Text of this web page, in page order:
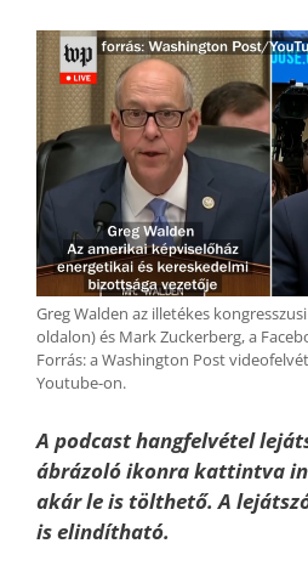
Greg Walden az illetékes
oldalon) és Mark Zuckerberg, a
Forrás: a Washington Post
Youtube-on.
A podcast hangfelvétel
ábrázoló ikonra kattintva
akár le is tölthető. A
is elindítható.